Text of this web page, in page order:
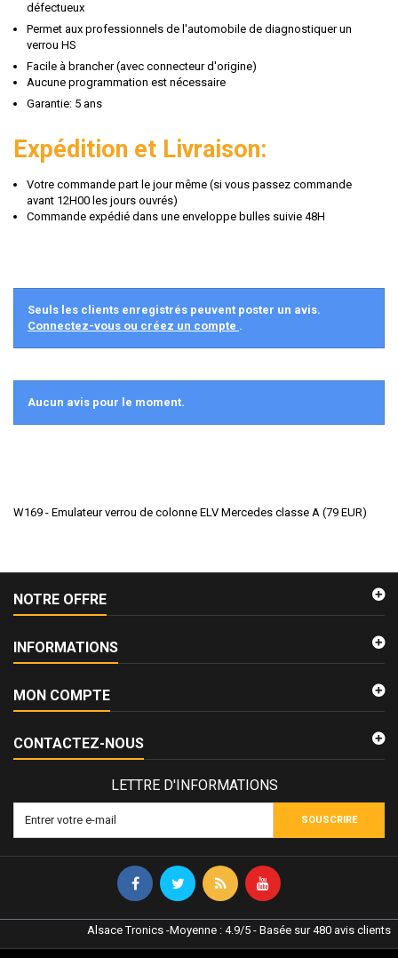
défectueux
Permet aux professionnels de l'automobile de diagnostiquer un
verrou HS
Facile à brancher (avec connecteur d'origine)
Aucune programmation est nécessaire
Garantie: 5 ans
Expédition et Livraison:
Votre commande part le jour même (si vous passez commande
avant 12H00 les jours ouvrés)
Commande expédié dans une enveloppe bulles suivie 48H
Seuls les clients enregistrés peuvent poster un avis.
Connectez-vous ou créez un compte .
Aucun avis pour le moment.
W169 - Emulateur verrou de colonne ELV Mercedes classe A (79 EUR)
NOTRE OFFRE
INFORMATIONS
MON COMPTE
CONTACTEZ-NOUS
LETTRE D'INFORMATIONS
SOUSCRIRE
Alsace Tronics -Moyenne : 4.9/5 - Basée sur480 avis clients